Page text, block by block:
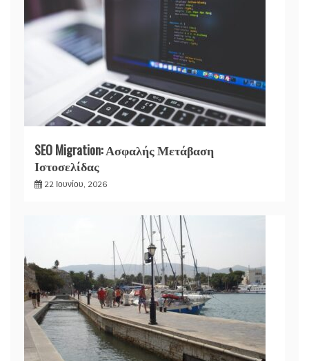
SEO Migration: Ασφαλής Μετάβαση
Ιστοσελίδας
22 Ιουνίου, 2026